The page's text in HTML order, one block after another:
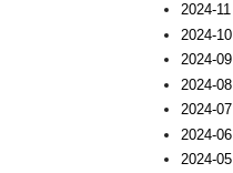
2024-11
2024-10
2024-09
2024-08
2024-07
2024-06
2024-05